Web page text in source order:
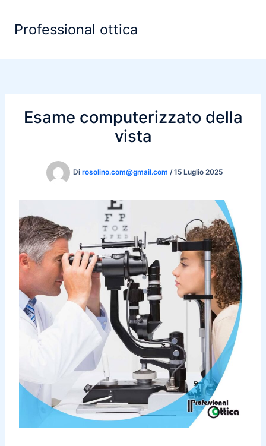
contenuto
Professional ottica
Esame computerizzato della
vista
Di rosolino.com@gmail.com /15 Luglio 2025